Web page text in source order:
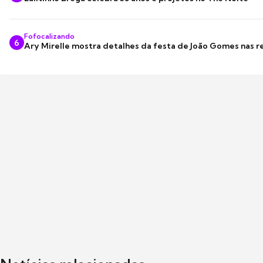
6
Fofocalizando
Ary Mirelle mostra detalhes da festa de João Gomes nas